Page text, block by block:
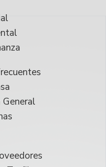
General